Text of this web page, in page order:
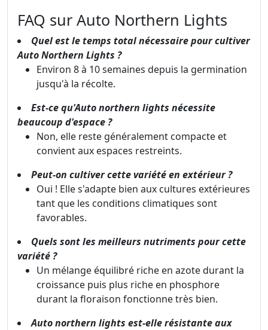
FAQ sur Auto Northern Lights
Quel est le temps total nécessaire pour cultiver
Auto Northern Lights ?
Environ 8 à 10 semaines depuis la germination
jusqu'à la récolte.
Est-ce qu'Auto northern lights nécessite
beaucoup d'espace ?
Non, elle reste généralement compacte et
convient aux espaces restreints.
Peut-on cultiver cette variété en extérieur ?
Oui ! Elle s'adapte bien aux cultures extérieures
tant que les conditions climatiques sont
favorables.
Quels sont les meilleurs nutriments pour cette
variété ?
Un mélange équilibré riche en azote durant la
croissance puis plus riche en phosphore
durant la floraison fonctionne très bien.
Auto northern lights est-elle résistante aux